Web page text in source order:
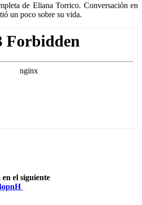
de Eliana Torrico. Conversación en
un poco sobre su vida.
el siguiente